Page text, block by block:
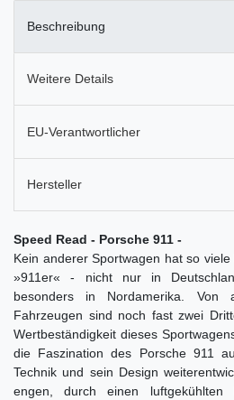
Beschreibung
Weitere Details
EU-Verantwortlicher
Hersteller
Speed Read - Porsche 911 -
Kein anderer Sportwagen hat so
»911er« - nicht nur in
besonders in Nordamerika. Von
Fahrzeugen sind noch fast zwei
Wertbeständigkeit dieses
die Faszination des Porsche 911
Technik und sein Design
engen, durch einen luftgekühlten